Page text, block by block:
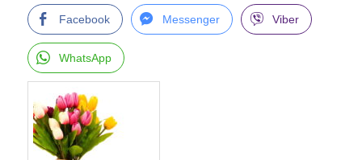
Facebook Messenger Viber
WhatsApp